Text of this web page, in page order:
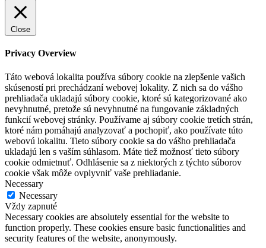
Close
Privacy Overview
Táto webová lokalita používa súbory cookie na zlepšenie vašich
skúseností pri prechádzaní webovej lokality. Z nich sa do vášho
prehliadača ukladajú súbory cookie, ktoré sú kategorizované ako
nevyhnutné, pretože sú nevyhnutné na fungovanie základných
funkcií webovej stránky. Používame aj súbory cookie tretích strán,
ktoré nám pomáhajú analyzovať a pochopiť, ako používate túto
webovú lokalitu. Tieto súbory cookie sa do vášho prehliadača
ukladajú len s vaším súhlasom. Máte tiež možnosť tieto súbory
cookie odmietnuť. Odhlásenie sa z niektorých z týchto súborov
cookie však môže ovplyvniť vaše prehliadanie.
Necessary
Necessary
Vždy zapnuté
Necessary cookies are absolutely essential for the website to
function properly. These cookies ensure basic functionalities and
security features of the website, anonymously.